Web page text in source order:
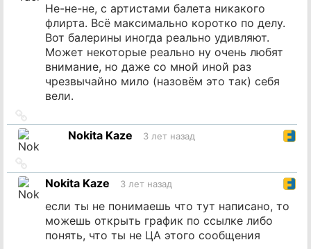
Не-не-не, с артистами балета никакого
флирта. Всё максимально коротко по делу.
Вот балерины иногда реально удивляют.
Может некоторые реально ну очень любят
внимание, но даже со мной иной раз
чрезвычайно мило (назовём это так) себя
вели.
на
источникNokita Kaze 3 лет назад
на
источник
Nokita Kaze 3 лет назад
если ты не понимаешь что тут написано, то
можешь открыть график по ссылке либо
понять, что ты не ЦА этого сообщения